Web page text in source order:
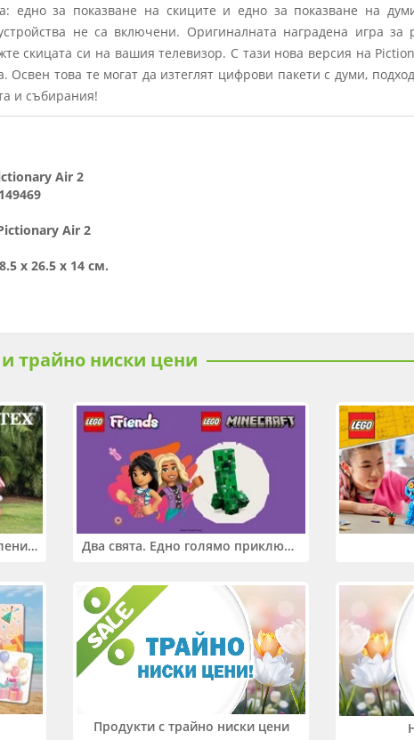
едно за показване на скиците и едно за показване на
не са включени. Оригиналната наградена игра
скицата си на вашия телевизор. С тази нова версия на
Освен това те могат да изтеглят цифрови пакети с думи,
и събирания!
Air 2
Air 2
х 26.5 х 14 см.
трайно ниски цени
Двойно повече лятно забавление! Купи 2 продукта INTEX и вземи -33% Два свята. Едно голямо приключение. Купи 2 продукта LEGO® Friends и/или LEGO® Minecraft и вземи -27%
Продукти с трайно ниски цени